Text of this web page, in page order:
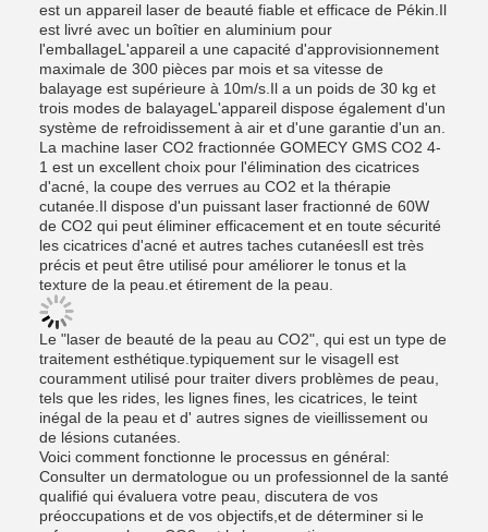
est un appareil laser de beauté fiable et efficace de Pékin.Il
est livré avec un boîtier en aluminium pour
l'emballageL'appareil a une capacité d'approvisionnement
maximale de 300 pièces par mois et sa vitesse de
balayage est supérieure à 10m/s.Il a un poids de 30 kg et
trois modes de balayageL'appareil dispose également d'un
système de refroidissement à air et d'une garantie d'un an.
La machine laser CO2 fractionnée GOMECY GMS CO2 4-
1 est un excellent choix pour l'élimination des cicatrices
d'acné, la coupe des verrues au CO2 et la thérapie
cutanée.Il dispose d'un puissant laser fractionné de 60W
de CO2 qui peut éliminer efficacement et en toute sécurité
les cicatrices d'acné et autres taches cutanéesIl est très
précis et peut être utilisé pour améliorer le tonus et la
texture de la peau.et étirement de la peau.
Le "laser de beauté de la peau au CO2", qui est un type de
traitement esthétique.typiquement sur le visageIl est
couramment utilisé pour traiter divers problèmes de peau,
tels que les rides, les lignes fines, les cicatrices, le teint
inégal de la peau et d' autres signes de vieillissement ou
de lésions cutanées.
Voici comment fonctionne le processus en général:
Consulter un dermatologue ou un professionnel de la santé
qualifié qui évaluera votre peau, discutera de vos
préoccupations et de vos objectifs,et de déterminer si le